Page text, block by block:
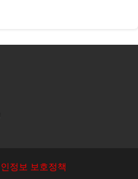
정보 보호정책